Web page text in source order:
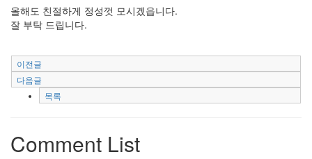
올해도 친절하게 정성껏 모시겠읍니다.
잘 부탁 드립니다.
이전글
다음글
목록
Comment List